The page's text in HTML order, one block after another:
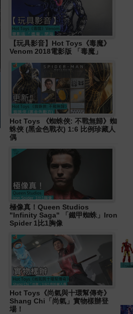
【玩具影音】Hot Toys《毒魔》
Venom 2018電影版 「毒魔」
Hot Toys 《蜘蛛俠: 不戰無歸》蜘
蛛俠 (黑金色戰衣) 1:6 比例珍藏人
偶
極像真！Queen Studios
"Infinity Saga" 「鐵甲蜘蛛」Iron
Spider 1比1胸像
Hot Toys《尚氣與十環幫傳奇》
Shang Chi「尚氣」實物樣辦登
場！